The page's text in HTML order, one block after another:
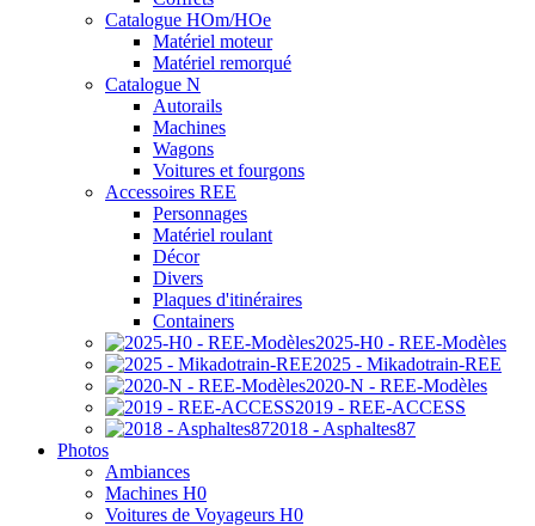
Catalogue HOm/HOe
Matériel moteur
Matériel remorqué
Catalogue N
Autorails
Machines
Wagons
Voitures et fourgons
Accessoires REE
Personnages
Matériel roulant
Décor
Divers
Plaques d'itinéraires
Containers
2025-H0 - REE-Modèles
2025 - Mikadotrain-REE
2020-N - REE-Modèles
2019 - REE-ACCESS
2018 - Asphaltes87
Photos
Ambiances
Machines H0
Voitures de Voyageurs H0